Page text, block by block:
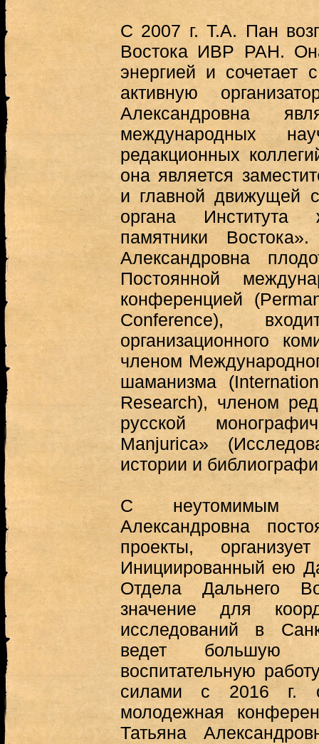
С 2007 г. Т.А. Пан
Востока ИВР РАН.
энергией и сочетает
активную
Александровна
международных
редакционных
она является
и главной движущей
органа Института
памятники
Александровна
Постоянной
конференцией
Conference),
организационного
членом
шаманизма
Research), членом
русской
Manjurica»
истории и
С неутомимым
Александровна
проекты,
Инициированный ею
Отдела Дальнего
значение для
исследований в
ведет большую
воспитательную
силами с 2016 г.
молодежная
Татьяна